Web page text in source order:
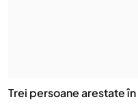
Trei persoane arestate